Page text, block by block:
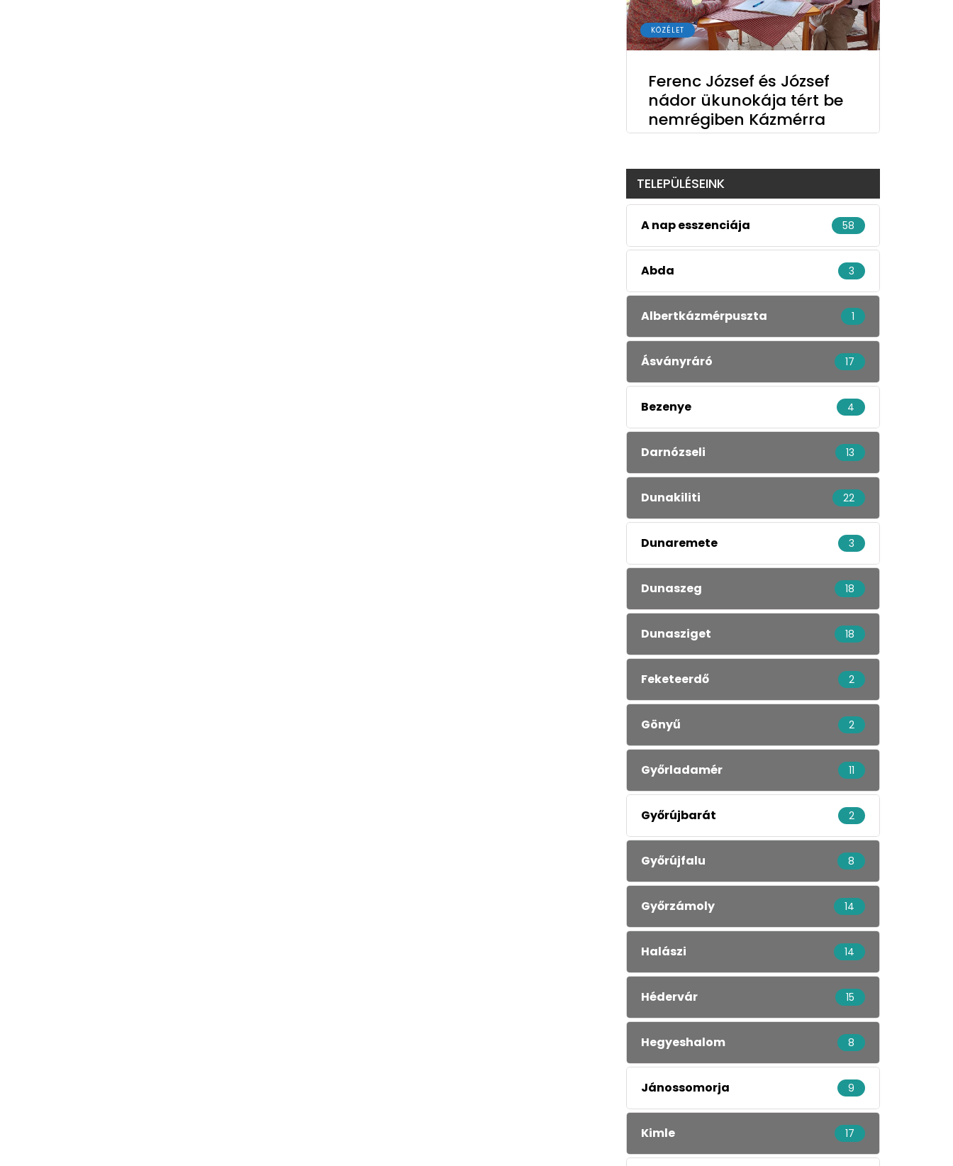
KÖZÉLET
Ferenc József és József
nádor ükunokája tért be
nemrégiben Kázmérra
TELEPÜLÉSEINK
A nap esszenciája 58
Abda 3
Albertkázmérpuszta 1
Ásványráró 17
Bezenye 4
Darnózseli 13
Dunakiliti 22
Dunaremete 3
Dunaszeg 18
Dunasziget 18
Feketeerdő 2
Gönyű 2
Győrladamér 11
Győrújbarát 2
Győrújfalu 8
Győrzámoly 14
Halászi 14
Hédervár 15
Hegyeshalom 8
Jánossomorja 9
Kimle 17